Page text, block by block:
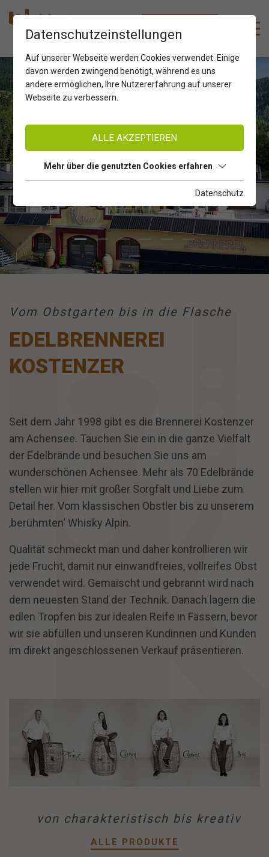
Vom Obstgarten bis in die Flasche
EDELBRENNEREI
KOSTENZER
Seit dem Jahr 1998 gibt es die Brennerei Kostenzer
am Achensee. Tauchen Sie ein in die ganze Vielfalt
der Edelbrände und besuchen Sie uns am
wunderschönen Achensee. Mehr als 70 Edelbrände
stellen wir hier mit großer Sorgfalt und Liebe zum
Detail her. Vom klassischen Obstler bis zu unserem
‚berühmten‘ Whisky Alpin.
Qualität schmeckt man und daher kontrollieren wir
jede Frucht, damit nur einwandfreies, vollreifes Obst
verwendet wird. Gemaischt und gebrannt wird nach
dem neuesten Stand der Technik. Danach lagern die
edlen Tropfen bis zur idealen Reife in Fässern, bevor
wir sie abfüllen und unseren Kundinnen und Kunden
im direkt angeschlossenen Verkauf präsentieren.
von charakteristisch bis kreativ
ALLE PRODUKTE
Datenschutzeinstellungen
Auf unserer Webseite werden Cookies verwendet. Einige
davon werden zwingend benötigt, während es uns
andere ermöglichen, Ihre Nutzererfahrung auf unserer
Webseite zu verbessern.
ALLE AKZEPTIEREN
Mehr über die genutzten Cookies erfahren
Datenschutz